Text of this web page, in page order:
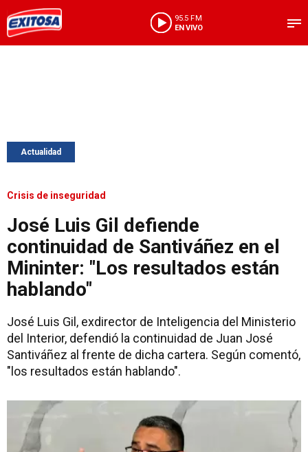
95.5 FM
EN VIVO
Actualidad
Crisis de inseguridad
José Luis Gil defiende
continuidad de Santiváñez en el
Mininter: "Los resultados están
hablando"
José Luis Gil, exdirector de Inteligencia del Ministerio
del Interior, defendió la continuidad de Juan José
Santiváñez al frente de dicha cartera. Según comentó,
"los resultados están hablando".